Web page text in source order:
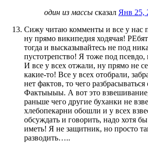
один из массы сказал Янв 25,
Сижу читаю комменты и все у нас
ну прямо википедия ходячая!
тогда и высказывайтесь не под
пустотрепство! Я тоже под
И все у всех отжали, ну прямо не
какие-то! Все у всех отобрали,
нет фактов, то чего
Фактыыыы. А вот это
раньше чего другие буханки не
хлебопекарни обошли и у всех
обсуждать и говорить, надо хотя
иметь! Я не защитник, но просто
разводить…..